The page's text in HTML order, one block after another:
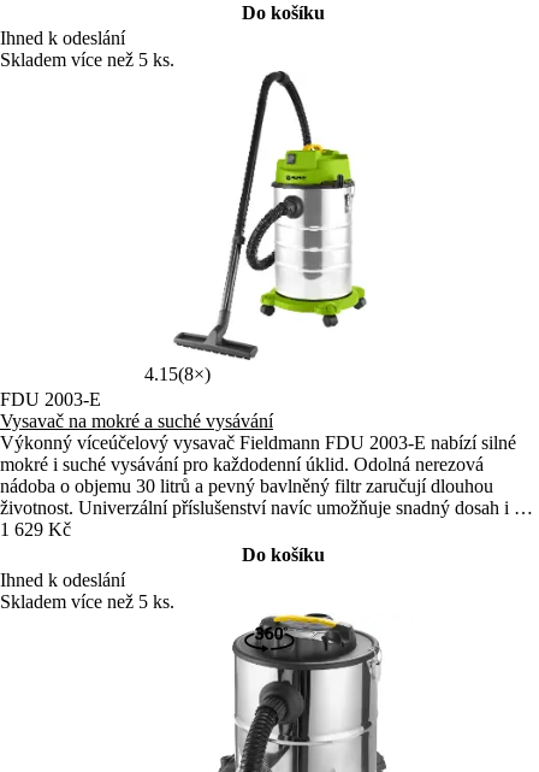
Do košíku
Ihned k odeslání
Skladem více než 5 ks.
4.15(8×)
FDU 2003-E
Vysavač na mokré a suché vysávání
Výkonný víceúčelový vysavač Fieldmann FDU 2003-E nabízí silné
mokré i suché vysávání pro každodenní úklid. Odolná nerezová
nádoba o objemu 30 litrů a pevný bavlněný filtr zaručují dlouhou
životnost. Univerzální příslušenství navíc umožňuje snadný dosah i do
hůře dostupných míst.
1 629 Kč
Do košíku
Ihned k odeslání
Skladem více než 5 ks.